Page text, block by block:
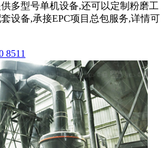
多型号单机设备,还可以定制粉磨工
设备,承接EPC项目总包服务,详情可
8511